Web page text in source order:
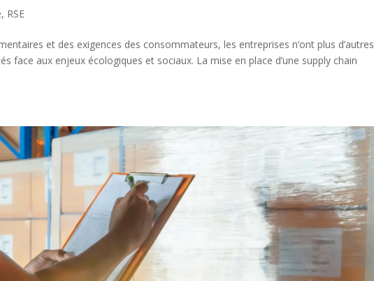
, RSE
et des exigences des consommateurs, les entreprises n’ont plus d’autres
face aux enjeux écologiques et sociaux. La mise en place d’une supply chain